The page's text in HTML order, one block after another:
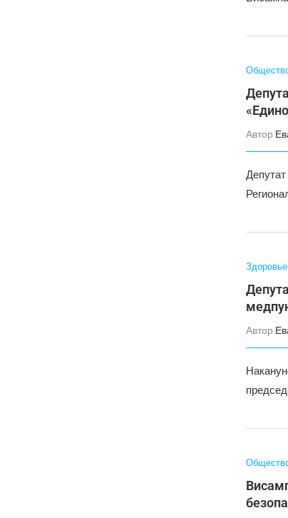
Автор
Здоровье
Автор